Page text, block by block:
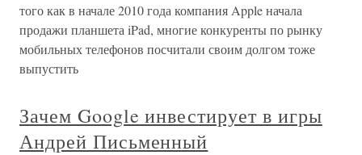
того как в начале 2010 года компания Apple начала
продажи планшета iPad, многие конкуренты по рынку
мобильных телефонов посчитали своим долгом тоже
выпустить
Зачем Google инвестирует в игры
Андрей Письменный